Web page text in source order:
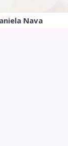
Nava